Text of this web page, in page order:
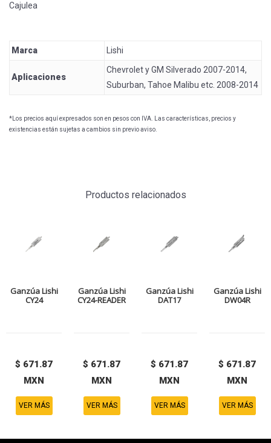
Cajulea
Marca Lishi
Aplicaciones
Chevrolet y GM Silverado 2007-2014,
Suburban, Tahoe Malibu etc. 2008-2014
*Los precios aquí expresados son en pesos con IVA. Las características, precios y
existencias están sujetas a cambios sin previo aviso.
Productos relacionados
Ganzúa Lishi
CY24
$ 671.87
MXN
VER MÁS
Ganzúa Lishi
CY24-READER
$ 671.87
MXN
VER MÁS
Ganzúa Lishi
DAT17
$ 671.87
MXN
VER MÁS
Ganzúa Lishi
DW04R
$ 671.87
MXN
VER MÁS